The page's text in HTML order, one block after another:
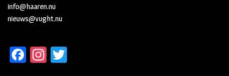
info@haaren.nu
nieuws@vught.nu
Fa In